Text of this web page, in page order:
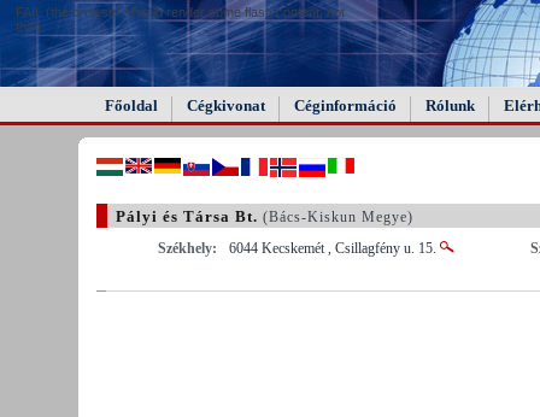
FAIL (the browser should render some flash content, not
this).
Főoldal Cégkivonat Céginformáció Rólunk
Pályi és Társa Bt. (Bács-Kiskun Megye)
Székhely:
6044 Kecskemét , Csillagfény u. 15.